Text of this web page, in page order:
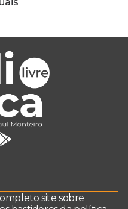
site sobre